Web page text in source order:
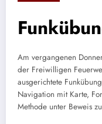
Am vergangenen
der Freiwilligen
ausgerichtete
Navigation mit Karte,
Methode unter Beweis